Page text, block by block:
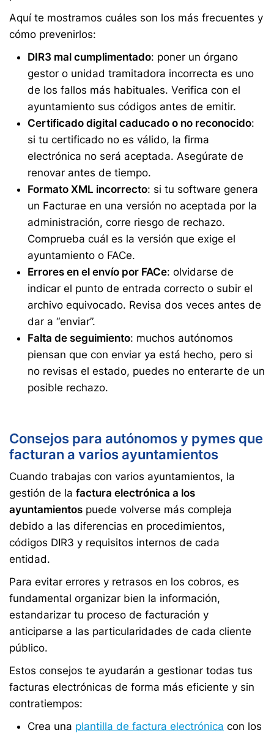
Aquí te mostramos cuáles son los más frecuentes y
cómo prevenirlos:
DIR3 mal cumplimentado: poner un órgano
gestor o unidad tramitadora incorrecta es uno
de los fallos más habituales. Verifica con el
ayuntamiento sus códigos antes de emitir.
Certificado digital caducado o no reconocido:
si tu certificado no es válido, la firma
electrónica no será aceptada. Asegúrate de
renovar antes de tiempo.
Formato XML incorrecto: si tu software genera
un Facturae en una versión no aceptada por la
administración, corre riesgo de rechazo.
Comprueba cuál es la versión que exige el
ayuntamiento o FACe.
Errores en el envío por FACe: olvidarse de
indicar el punto de entrada correcto o subir el
archivo equivocado. Revisa dos veces antes de
dar a “enviar”.
Falta de seguimiento: muchos autónomos
piensan que con enviar ya está hecho, pero si
no revisas el estado, puedes no enterarte de un
posible rechazo.
Consejos para autónomos y pymes que
facturan a varios ayuntamientos
Cuando trabajas con varios ayuntamientos, la
gestión de la factura electrónica a los
ayuntamientos puede volverse más compleja
debido a las diferencias en procedimientos,
códigos DIR3 y requisitos internos de cada
entidad.
Para evitar errores y retrasos en los cobros, es
fundamental organizar bien la información,
estandarizar tu proceso de facturación y
anticiparse a las particularidades de cada cliente
público.
Estos consejos te ayudarán a gestionar todas tus
facturas electrónicas de forma más eficiente y sin
contratiempos:
Crea una plantilla de factura electrónica con los